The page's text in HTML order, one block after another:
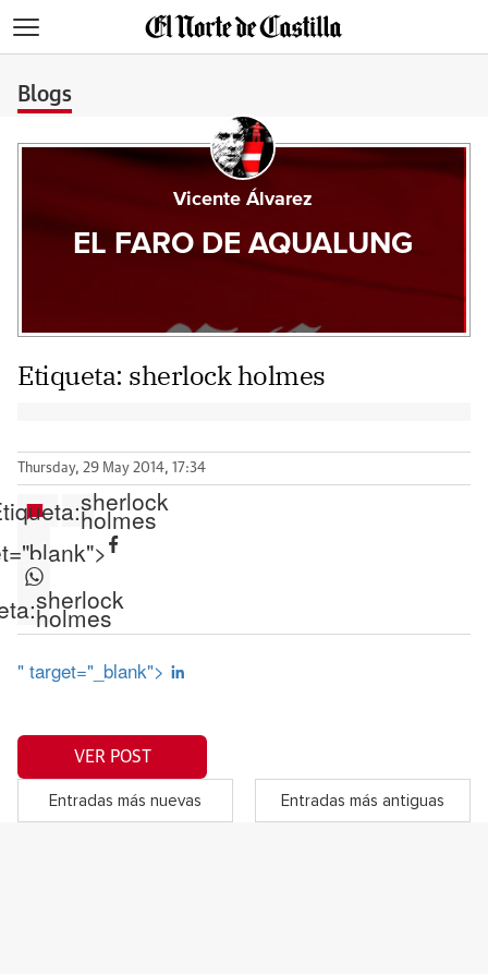
Blogs
Vicente Álvarez
EL FARO DE AQUALUNG
Etiqueta: sherlock holmes
Thursday, 29 May 2014, 17:34
sherlock
holmes
sherlock
holmes
" target="_blank">
VER POST
Entradas más nuevas Entradas más antiguas